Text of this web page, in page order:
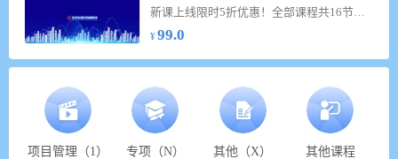
新课上线限时5折优惠！全部课程共16节，将持续更新，敬请期待！
99.0
项目管理（1） 专项（N） 其他（X） 其他课程